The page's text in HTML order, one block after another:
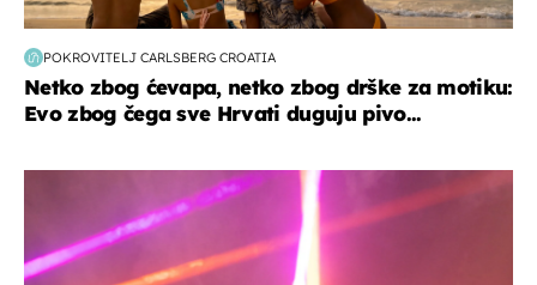
POKROVITELJ CARLSBERG CROATIA
Netko zbog ćevapa, netko zbog drške za motiku:
Evo zbog čega sve Hrvati duguju pivo...